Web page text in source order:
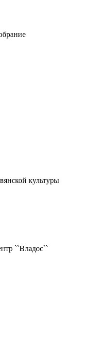
культуры
``Владос``